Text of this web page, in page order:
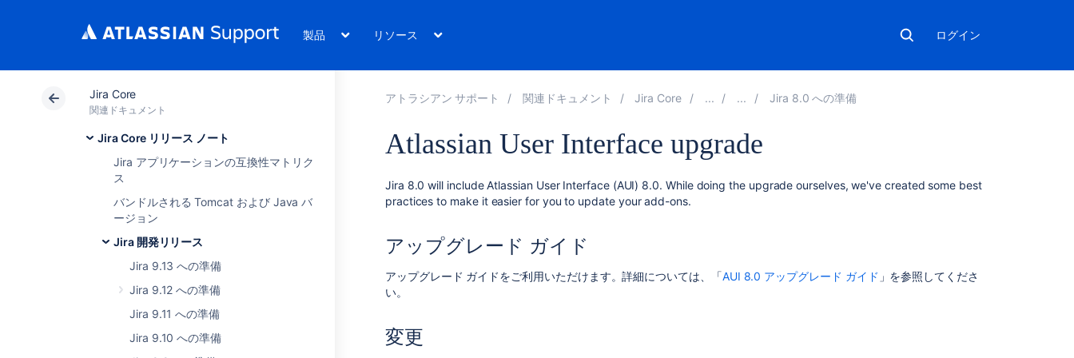
製品 リソース ログイン
Jira Core
関連ドキュメント
Jira Core リリース ノート
Jira アプリケーションの互換性マトリク
ス
バンドルされる Tomcat および Java バ
ージョン
Jira 開発リリース
Jira 9.13 への準備
Jira 9.12 への準備
Jira 9.11 への準備
Jira 9.10 への準備
アトラシアン サポート 関連ドキュメント Jira Core Jira 8.0 への準備
Atlassian User Interface upgrade
Jira 8.0 will include Atlassian User Interface (AUI) 8.0. While doing the upgrade ourselves, we've created some best
practices to make it easier for you to update your add-ons.
アップグレード ガイド
アップグレード ガイドをご利用いただけます。詳細については、「AUI 8.0 アップグレード ガイド 」を参照してくださ
い。
変更